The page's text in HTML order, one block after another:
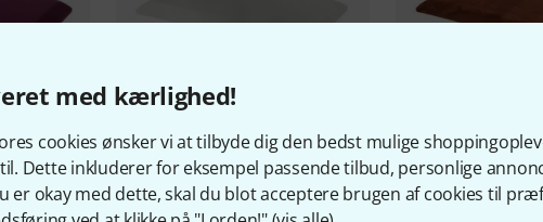
med kærlighed!
cookies ønsker vi at tilbyde dig den bedst mulige
Dette inkluderer for eksempel passende tilbud, personlige
er okay med dette, skal du blot acceptere brugen af cookies til
4
PASSER GARANTERET
4
PASSER GARANTERET